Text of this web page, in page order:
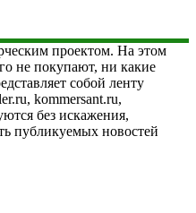
проектом. На этом
не покупают, ни какие
собой ленту
kommersant.ru,
без искажения,
публикуемых новостей